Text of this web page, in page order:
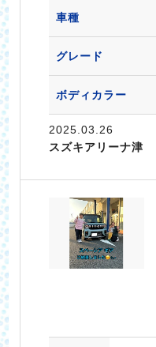
車種
グレード
ボディカラー
2025.03.26
スズキアリーナ津